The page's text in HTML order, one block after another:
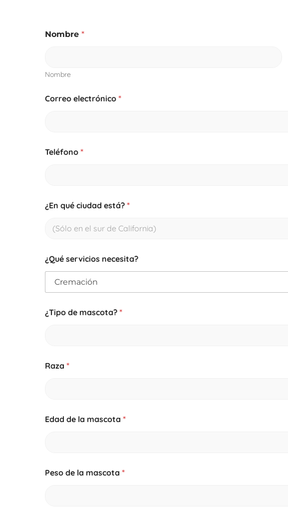
Nombre *
Nombre
Correo electrónico *
Teléfono *
¿En qué ciudad está? *
¿Qué servicios necesita?
¿Tipo de mascota? *
Raza *
Edad de la mascota *
Peso de la mascota *